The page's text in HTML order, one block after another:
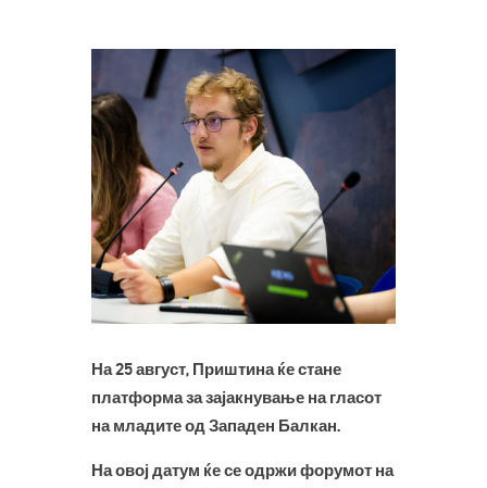
На 25 август, Приштина ќе стане
платформа за зајакнување на гласот
на младите од Западен Балкан.
На овој датум ќе се одржи форумот на